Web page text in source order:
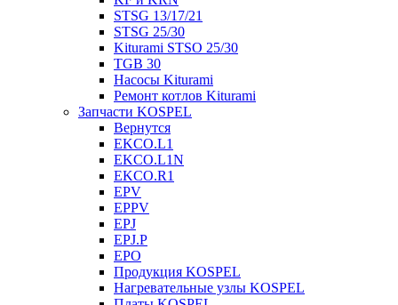
STSG 13/17/21
STSG 25/30
Kiturami STSO 25/30
TGB 30
Насосы Kiturami
Ремонт котлов Kiturami
Запчасти KOSPEL
Вернутся
EKCO.L1
EKCO.L1N
EKCO.R1
EPV
EPPV
EPJ
EPJ.P
EPO
Продукция KOSPEL
Нагревательные узлы KOSPEL